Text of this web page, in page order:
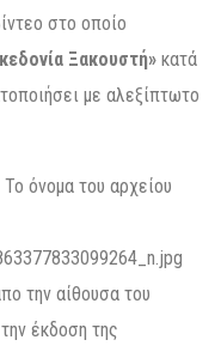
στο οποίο
Ξακουστή» κατά
με αλεξίπτωτο
την αίθουσα του
έκδοση της